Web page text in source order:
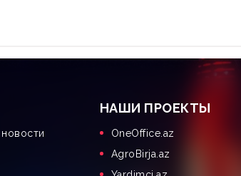
НАШИ ПРОЕКТЫ
OneOffice.az
AgroBirja.az